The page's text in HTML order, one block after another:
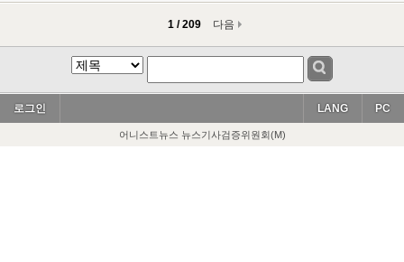
1 / 209 다음
로그인 PC
LANG
어니스트뉴스 뉴스기사검증위원회(M)